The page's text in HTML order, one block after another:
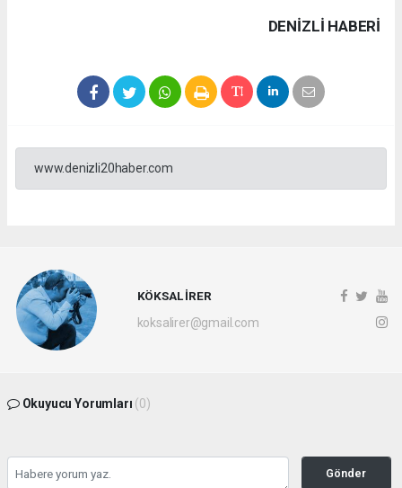
DENIZLI HABERİ
www.denizli20haber.com
KÖKSAL İRER
koksalirer@gmail.com
Okuyucu Yorumları (0)
Gönder